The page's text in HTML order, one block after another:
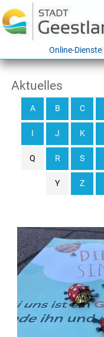
Online-Dienste
Aktuelles
A B C
I J K
Q R S
Y Z